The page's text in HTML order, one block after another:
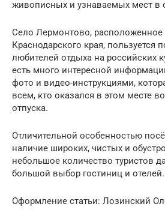
живописных и узнаваемых мест в
Село Лермонтово, расположенное
Краснодарского края, пользуется
любителей отдыха на российских
есть много интересной
фото и видео-инструкциями,
всем, кто оказался в этом месте
отпуска.
Отличительной особенностью
наличие широких, чистых и
небольшое количество туристов
большой выбор гостиниц и отелей.
Оформление статьи: Лозинский